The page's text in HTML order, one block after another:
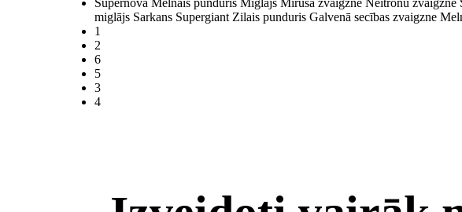
miglājs Sarkans Supergiant Zilais punduris Galvenā secības zvaigzne
1
2
6
5
3
4